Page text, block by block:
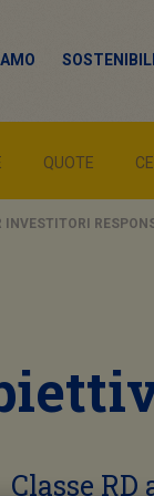
QUOTE
INVESTITORI
Classe